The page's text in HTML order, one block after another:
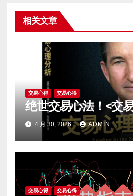
相关文章
交易心得 交易心得
绝世交易心法！<交
4 月 30, 2026 ADMIN
交易心得 交易心得